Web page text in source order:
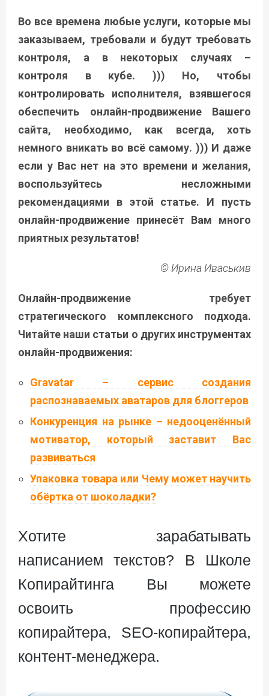
Во все времена любые услуги, которые мы
заказываем, требовали и будут требовать
контроля, а в некоторых случаях –
контроля в кубе. ))) Но, чтобы
контролировать исполнителя, взявшегося
обеспечить онлайн-продвижение Вашего
сайта, необходимо, как всегда, хоть
немного вникать во всё самому. ))) И даже
если у Вас нет на это времени и желания,
воспользуйтесь несложными
рекомендациями в этой статье. И пусть
онлайн-продвижение принесёт Вам много
приятных результатов!
© Ирина Иваськив
Онлайн-продвижение требует
стратегического комплексного подхода.
Читайте наши статьи о других инструментах
онлайн-продвижения:
Gravatar – сервис создания
распознаваемых аватаров для блоггеров
Конкуренция на рынке – недооценённый
мотиватор, который заставит Вас
развиваться
Упаковка товара или Чему может научить
обёртка от шоколадки?
Хотите зарабатывать
написанием текстов? В Школе
Копирайтинга Вы можете
освоить профессию
копирайтера, SEO-копирайтера,
контент-менеджера.